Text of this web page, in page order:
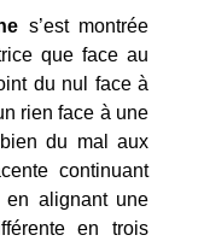
s’est montrée
que face au
du nul face à
rien face à une
du mal aux
continuant
en alignant une
en trois